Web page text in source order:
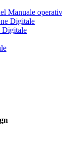
Manuale
Digitale